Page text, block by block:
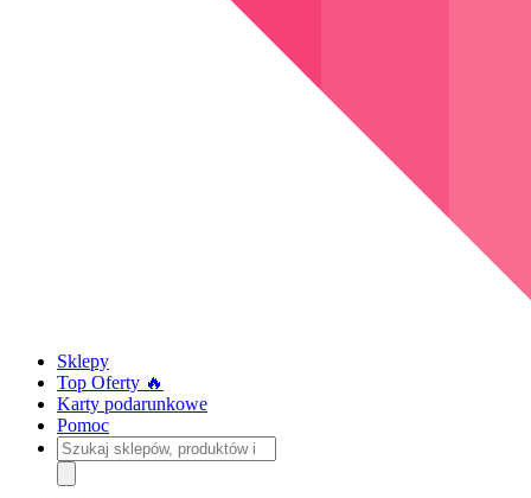
Sklepy
Top Oferty 🔥
Karty podarunkowe
Pomoc
Szukaj
sklepów,
produktów